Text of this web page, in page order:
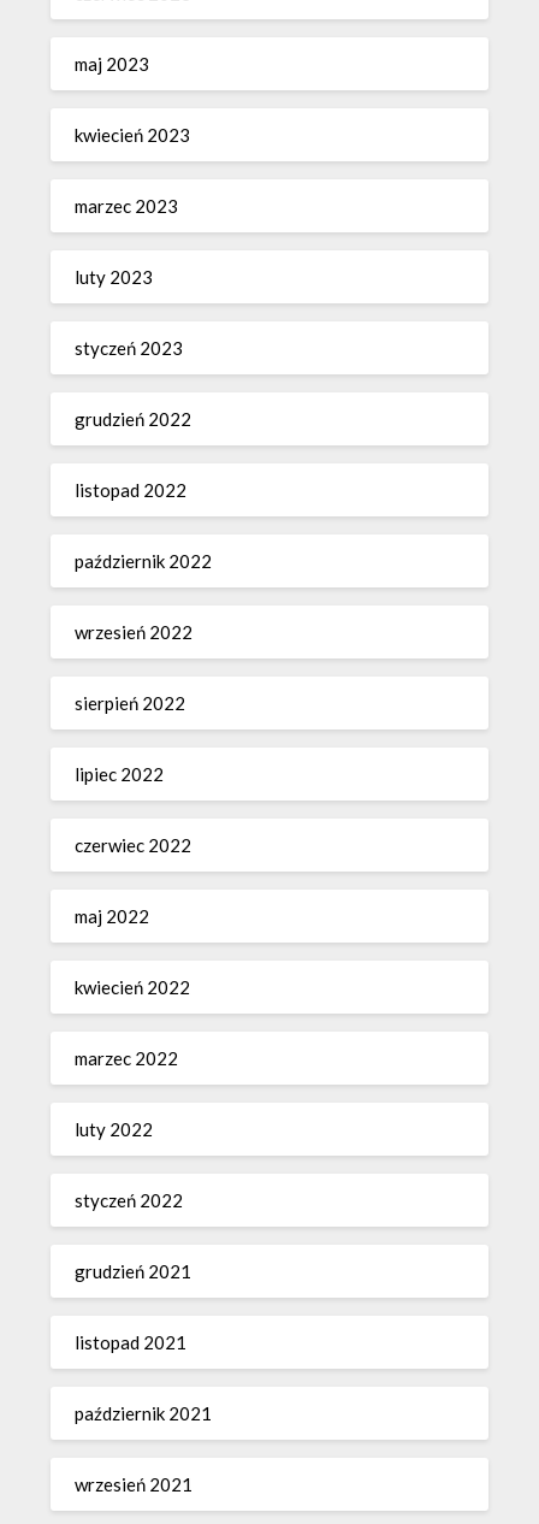
maj 2023
kwiecień 2023
marzec 2023
luty 2023
styczeń 2023
grudzień 2022
listopad 2022
październik 2022
wrzesień 2022
sierpień 2022
lipiec 2022
czerwiec 2022
maj 2022
kwiecień 2022
marzec 2022
luty 2022
styczeń 2022
grudzień 2021
listopad 2021
październik 2021
wrzesień 2021